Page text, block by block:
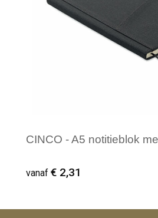
CINCO - A5 notitieblok
vanaf € 2,31